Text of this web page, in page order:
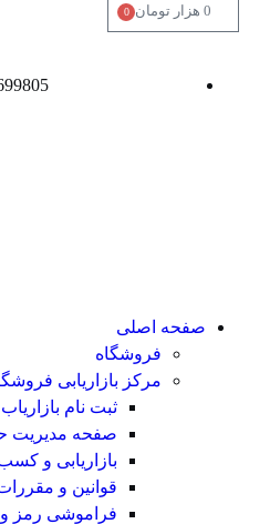
هزار تومان 0
صفحه اصلی
فروشگاه
مرکز بازاریابی فروشگاه
ثبت نام بازاریاب
صفحه مدیریت
بازاریابی و کسب
قوانین و مقررات
فراموشی رمز ورود